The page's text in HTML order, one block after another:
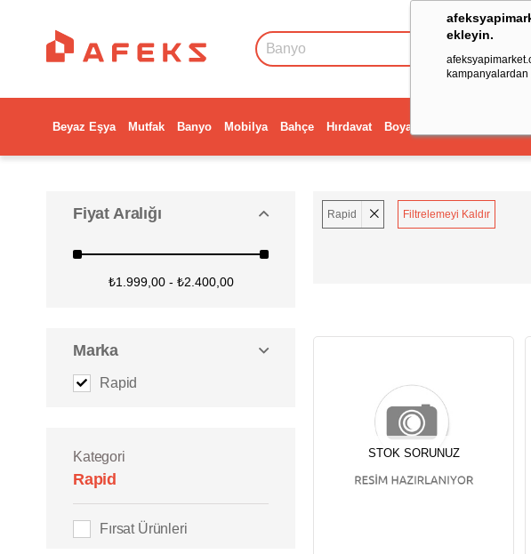
ekleyin.
Beyaz Eşya Mutfak Banyo Mobilya Bahçe Hırdavat Boya
Fiyat Aralığı
₺1.999,00 - ₺2.400,00
Marka
Rapid
Kategori
Rapid
Fırsat Ürünleri
Rapid Filtrelemeyi Kaldır
STOK SORUNUZ